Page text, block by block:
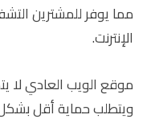
مما يوفر للمشترين
الإنترنت.
موقع الويب العادي
ويتطلب حماية أقل